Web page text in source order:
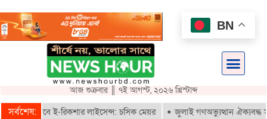
আজ শুক্রবার ║ ৭ই আগস্ট, ২০২৬ খ্রিস্টাব্দ
সর্বশেষ:
পাবে ই-রিকশার লাইসেন্স: চসিক মেয়র জুলাই গণঅভ্যুত্থান ঐক্যবদ্ধ
BN